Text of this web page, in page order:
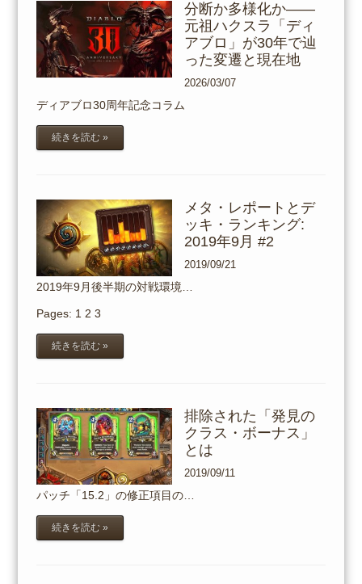
分断か多様化か――
元祖ハクスラ「ディ
アブロ」が30年で辿
った変遷と現在地
2026/03/07
ディアブロ30周年記念コラム
続きを読む »
メタ・レポートとデ
ッキ・ランキング:
2019年9月 #2
2019/09/21
2019年9月後半期の対戦環境…
Pages: 1 2 3
続きを読む »
排除された「発見の
クラス・ボーナス」
とは
2019/09/11
パッチ「15.2」の修正項目の…
続きを読む »